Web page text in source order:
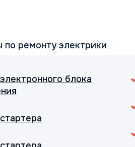
по ремонту электрики
блока